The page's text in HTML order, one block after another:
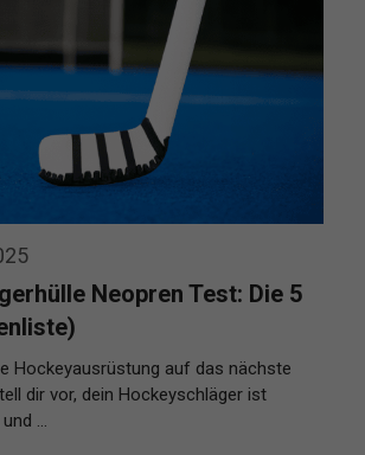
Neopren Test: Die 5
Hockeyausrüstung auf das nächste
dir vor, dein Hockeyschläger ist
…